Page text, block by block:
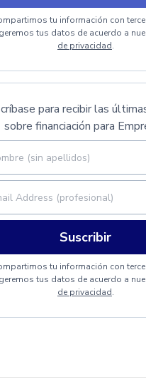
tu información con
tus datos de acuerdo a
de privacidad.
para recibir las
sobre financiación para
Suscribir
tu información con
tus datos de acuerdo a
de privacidad.